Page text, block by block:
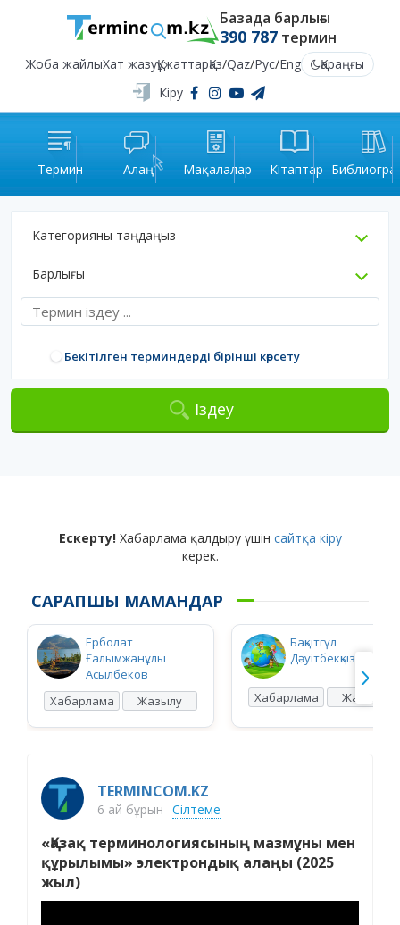
Базада барлығы
390 787термин
Жоба жайлыХат жазуҚұжаттарҚаз/Qaz/Рус/Eng
Қараңғы
Кіру
Термин Алаң Мақалалар Кітаптар
Категорияны таңдаңыз
Барлығы
Бекітілген терминдерді бірінші көрсету
Іздеу
Ескерту!Хабарлама қалдыру үшін сайтқа кіру
керек.
САРАПШЫ МАМАНДАР
Ерболат
Ғалымжанұлы
Асылбеков
Хабарлама
Жазылу
Бақытгүл
Дәуітбекқызы Ысқақ
Хабарлама Жазылу
TERMINCOM.KZ
6 ай бұрын Сілтеме
«Қазақ терминологиясының мазмұны мен
құрылымы» электрондық алаңы (2025
жыл)